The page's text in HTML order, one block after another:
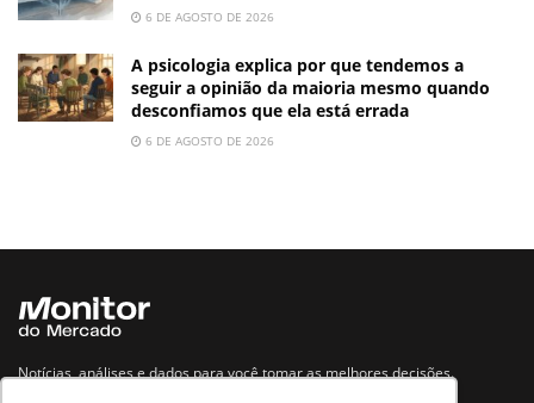
6 DE AGOSTO DE 2026
A psicologia explica por que tendemos a
seguir a opinião da maioria mesmo quando
desconfiamos que ela está errada
6 DE AGOSTO DE 2026
Notícias, análises e dados para você tomar as melhores decisões.